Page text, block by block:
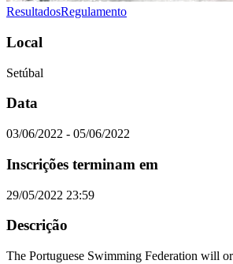
ResultadosRegulamento
Local
Setúbal
Data
03/06/2022 - 05/06/2022
Inscrições terminam em
29/05/2022 23:59
Descrição
The Portuguese Swimming Federation will